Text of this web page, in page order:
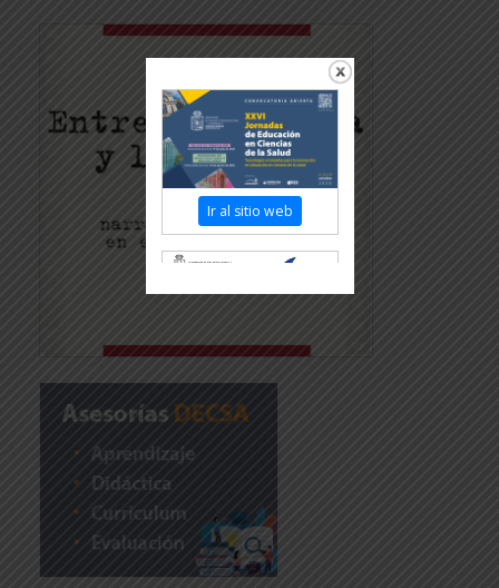
Ir al sitio web
Revisar más información